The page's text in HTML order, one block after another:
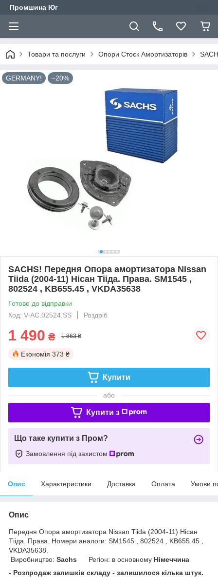
Промшина Юг
Товари та послуги Опори Стоєк Амортизаторів
GERMANY! –20%
SACHS! Передня Опора амортизатора Nissan
Tiida (2004-11) Нісан Тііда. Права. SM1545 ,
802524 , KB655.45 , VKDA35638
Готово до відправки
Код: V-AC.02524.SS
Роздріб
1 490 ₴ 1 863 ₴
Економія 373 ₴
Купити
або
Купити з
Що таке купити з Пром?
Замовлення під захистом
Опис Характеристики Доставка Оплата Умови
Опис
Передня Опора амортизатора Nissan Tiida (2004-11) Нісан
Тііда. Права. Номери аналоги: SM1545 , 802524 , KB655.45 ,
VKDA35638.
Виробництво: Sachs Регіон: в основному Німеччина
- Розпродаж залишків складу - залишилося кілька штук.